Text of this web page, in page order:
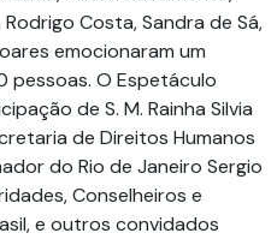
Costa, Sandra de Sá,
emocionaram um
pessoas. O Espetáculo
de S. M. Rainha Silvia
de Direitos Humanos
do Rio de Janeiro Sergio
Conselheiros e
e outros convidados